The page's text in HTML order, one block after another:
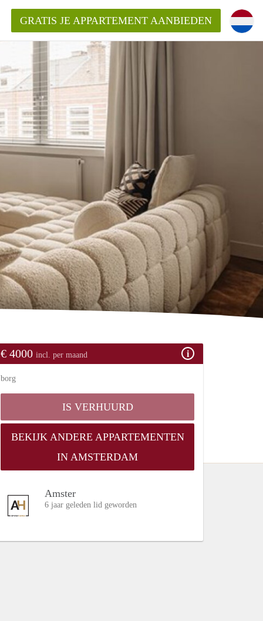
die voor mij als huurder in
appartement in Amsterdam?
van een huur appartement?
in Amsterdam?
GRATIS JE APPARTEMENT AANBIEDEN
€ 4000 incl. per maand
borg
IS VERHUURD
BEKIJK ANDERE APPARTEMENTEN
IN AMSTERDAM
Amster
6 jaar geleden lid geworden